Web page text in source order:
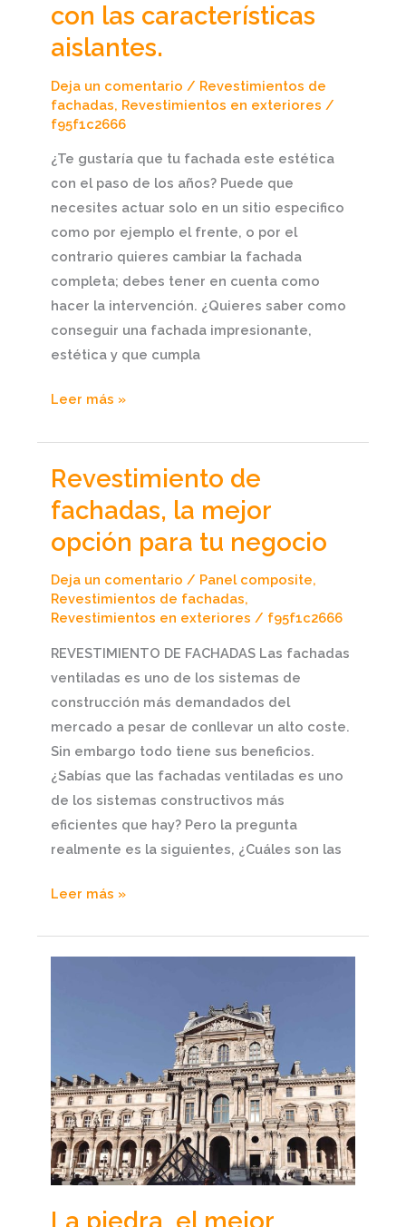
con las características
aislantes.
Deja un comentario / Revestimientos de
fachadas, Revestimientos en exteriores /
f95f1c2666
¿Te gustaría que tu fachada este estética
con el paso de los años? Puede que
necesites actuar solo en un sitio especifico
como por ejemplo el frente, o por el
contrario quieres cambiar la fachada
completa; debes tener en cuenta como
hacer la intervención. ¿Quieres saber como
conseguir una fachada impresionante,
estética y que cumpla
impresionante,
estética
que
cumpla
con
las
características
aislantes.
Leer más »
Revestimiento de
fachadas, la mejor
opción para tu negocio
Deja un comentario / Panel composite,
Revestimientos de fachadas,
Revestimientos en exteriores / f95f1c2666
REVESTIMIENTO DE FACHADAS Las fachadas
ventiladas es uno de los sistemas de
construcción más demandados del
mercado a pesar de conllevar un alto coste.
Sin embargo todo tiene sus beneficios.
¿Sabías que las fachadas ventiladas es uno
de los sistemas constructivos más
eficientes que hay? Pero la pregunta
realmente es la siguientes, ¿Cuáles son las
Revestimiento
de
fachadas,
la
mejor
opción
para
tu
negocio
Leer más »
La piedra, el mejor
para
revestir
tu
fachada